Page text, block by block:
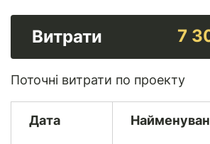
Витрати 7
Поточні витрати по проекту
Дата